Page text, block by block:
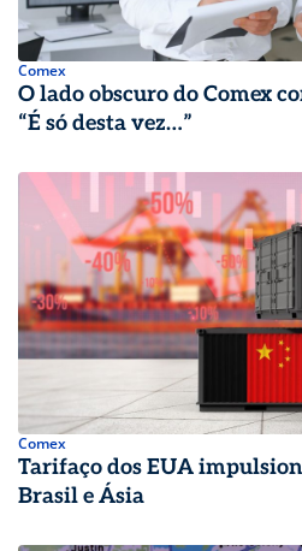
Comex
O lado obscuro do Comex
“É só desta vez…”
Comex
Tarifaço dos EUA
Brasil e Ásia